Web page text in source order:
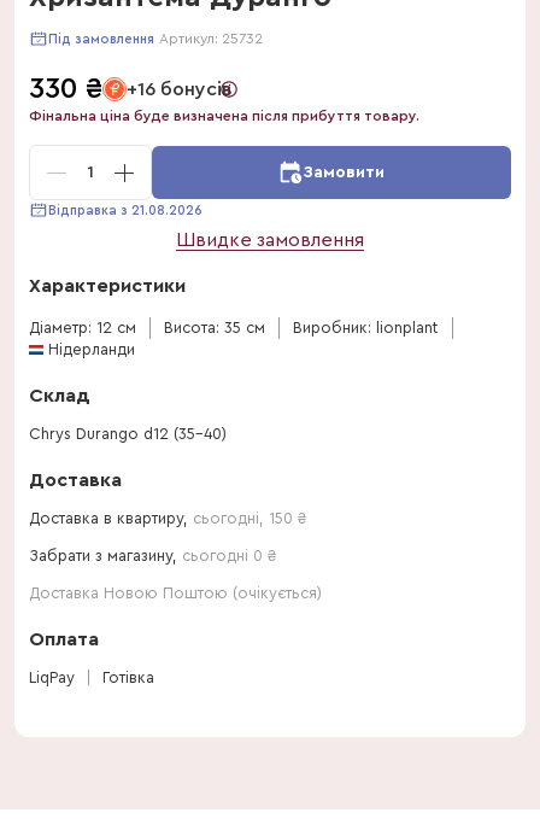
Під замовлення Артикул: 25732
330 ₴ +16 бонусів
Фінальна ціна буде визначена після прибуття товару.
1 Замовити
Відправка з 21.08.2026
Швидке замовлення
Характеристики
Діаметр: 12 см Висота: 35 см
Виробник: lionplant
Нідерланди
Склад
Chrys Durango d12 (35-40)
Доставка
Доставка в квартиру, сьогодні 150 ₴
Забрати з магазину, сьогодні 0 ₴
Доставка Новою Поштою (очікується)
Оплата
LiqPay Готівка